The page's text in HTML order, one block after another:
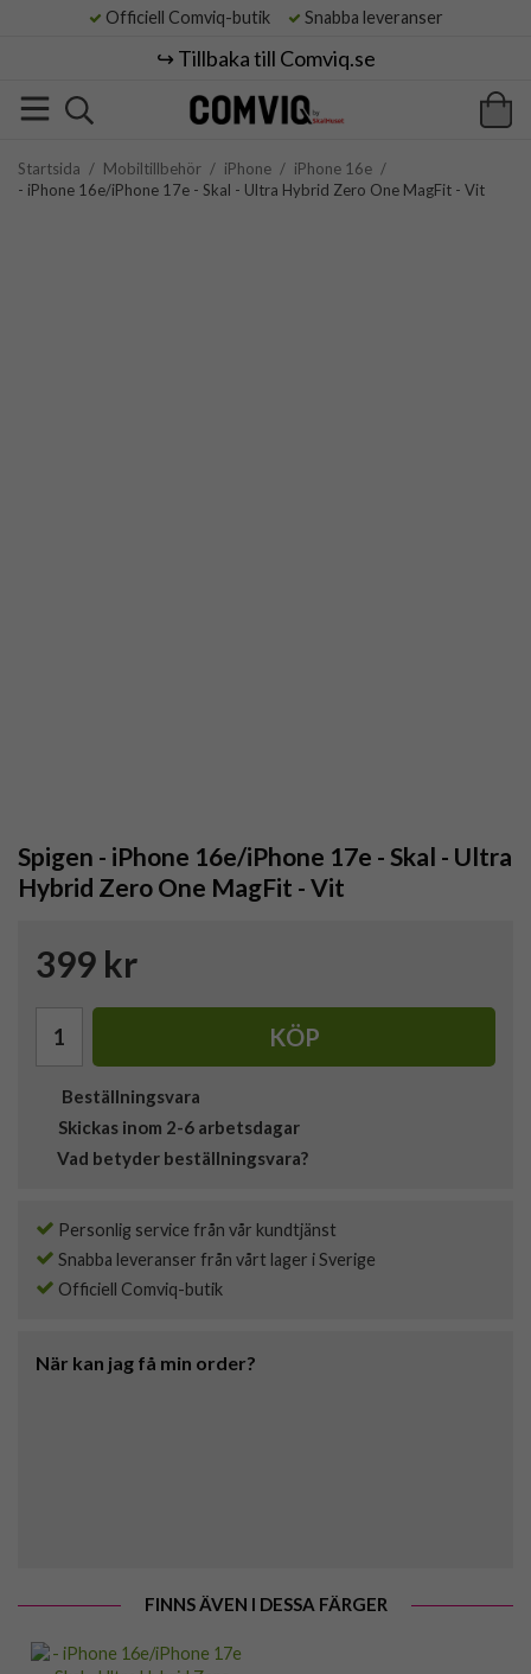
Officiell Comviq-butik Snabba leveranser
↪️ Tillbaka till Comviq.se
Startsida / Mobiltillbehör / iPhone / iPhone 16e /
- iPhone 16e/iPhone 17e - Skal - Ultra Hybrid Zero One MagFit - Vit
Spigen - iPhone 16e/iPhone 17e - Skal - Ultra
Hybrid Zero One MagFit - Vit
399 kr
KÖP
Beställningsvara
Skickas inom 2-6 arbetsdagar
Vad betyder beställningsvara?
Personlig service från vår kundtjänst
Snabba leveranser från vårt lager i Sverige
Officiell Comviq-butik
När kan jag få min order?
FINNS ÄVEN I DESSA FÄRGER